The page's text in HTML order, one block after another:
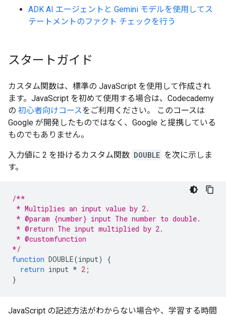
ADK AI エージェントと Gemini モデルを使用してス
テートメントのファクト チェックを行う
スタートガイド
カスタム関数は、標準の JavaScript を使用して作成され
ます。JavaScript を初めて使用する場合は、Codecademy
の 初心者向けコースをご利用ください。 このコースは
Google が開発したものではなく、Google と提携している
ものでもありません。
入力値に 2 を掛けるカスタム関数 DOUBLE を次に示しま
す。
/**
* Multiplies an input value by 2.
* @param {number} input The number to double.
* @return The input multiplied by 2.
* @customfunction
*/
function DOUBLE(input)
{
return input * 2 ;
}
JavaScript の記述方法がわからない場合や、学習する時間